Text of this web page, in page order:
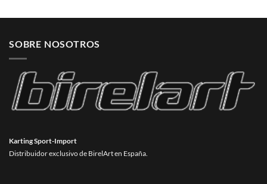
SOBRE NOSOTROS
Karting Sport-Import
Distribuidor exclusivo de BirelArt en España.